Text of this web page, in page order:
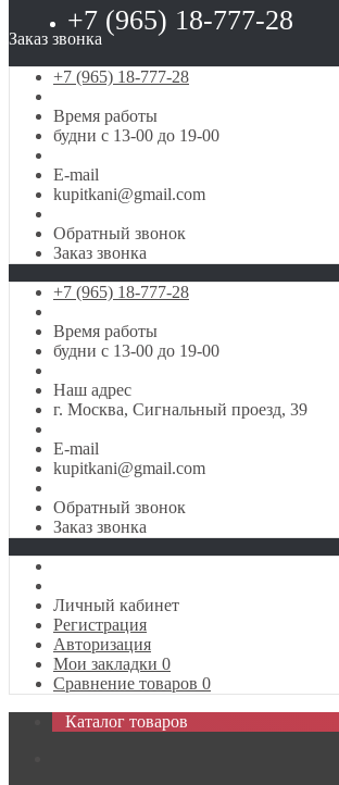
+7 (965) 18-777-28
Заказ звонка
+7 (965) 18-777-28
Время работы
будни с 13-00 до 19-00
E-mail
kupitkani@gmail.com
Обратный звонок
Заказ звонка
+7 (965) 18-777-28
Время работы
будни с 13-00 до 19-00
Наш адрес
г. Москва, Сигнальный проезд, 39
E-mail
kupitkani@gmail.com
Обратный звонок
Заказ звонка
Личный кабинет
Регистрация
Авторизация
Мои закладки 0
Сравнение товаров 0
Каталог товаров